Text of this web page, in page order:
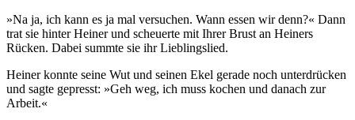
»Na ja, ich kann es ja mal versuchen. Wann essen wir denn?« Dann
trat sie hinter Heiner und scheuerte mit Ihrer Brust an Heiners
Rücken. Dabei summte sie ihr Lieblingslied.
Heiner konnte seine Wut und seinen Ekel gerade noch unterdrücken
und sagte gepresst: »Geh weg, ich muss kochen und danach zur
Arbeit.«